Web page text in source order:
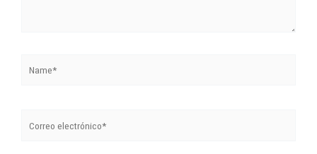
electrónico*